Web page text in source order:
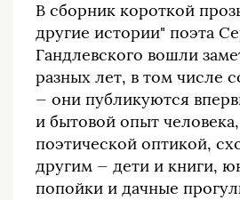
В сборник короткой
другие истории" поэта
Гандлевского вошли
разных лет, в том числе
— они публикуются
и бытовой опыт
поэтической оптикой,
другим — дети и книги,
попойки и дачные